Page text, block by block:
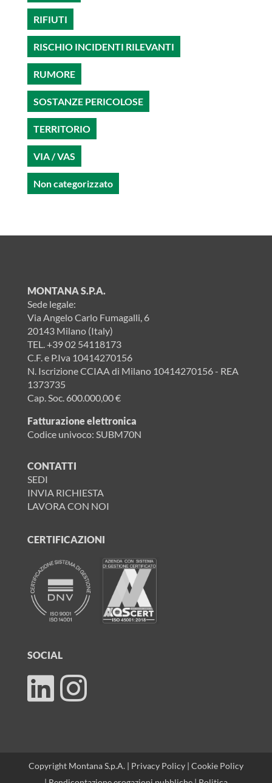
RIFIUTI
RISCHIO INCIDENTI RILEVANTI
RUMORE
SOSTANZE PERICOLOSE
TERRITORIO
VIA / VAS
Non categorizzato
MONTANA S.P.A.
Sede legale:
Via Angelo Carlo Fumagalli, 6
20143 Milano (Italy)
TEL.+39 02 54118173
C.F. e P.Iva 10414270156
N. Iscrizione CCIAA di Milano 10414270156 - REA
1373735
Cap. Soc. 600.000,00 €
Fatturazione elettronica
Codice univoco: SUBM70N
CONTATTI
SEDI
INVIA RICHIESTA
LAVORA CON NOI
CERTIFICAZIONI
SOCIAL
Copyright Montana S.p.A. | Privacy Policy| Cookie Policy